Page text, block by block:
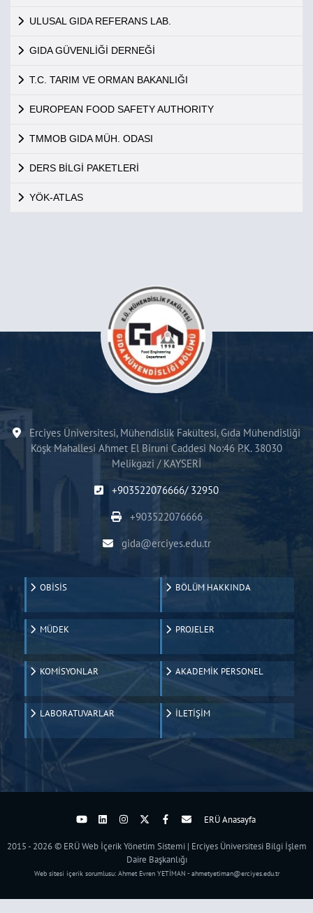
ULUSAL GIDA REFERANS LAB.
GIDA GÜVENLİĞİ DERNEĞİ
T.C. TARIM VE ORMAN BAKANLIĞI
EUROPEAN FOOD SAFETY AUTHORITY
TMMOB GIDA MÜH. ODASI
DERS BİLGİ PAKETLERİ
YÖK-ATLAS
Erciyes Üniversitesi, Mühendislik Fakültesi, Gıda Mühendisliği
Köşk Mahallesi Ahmet El Biruni Caddesi No:46 P.K. 38030
Melikgazi / KAYSERİ
+903522076666/ 32950
+903522076666
gida@erciyes.edu.tr
OBİSİS BÖLÜM HAKKINDA
MÜDEK PROJELER
KOMİSYONLAR AKADEMİK PERSONEL
LABORATUVARLAR İLETİŞİM
ERÜ Anasayfa
2015 - 2026 © ERÜ Web İçerik Yönetim Sistemi | Erciyes Üniversitesi Bilgi İşlem
Daire Başkanlığı
Web sitesi içerik sorumlusu: Ahmet Evren YETİMAN - ahmetyetiman@erciyes.edu.tr